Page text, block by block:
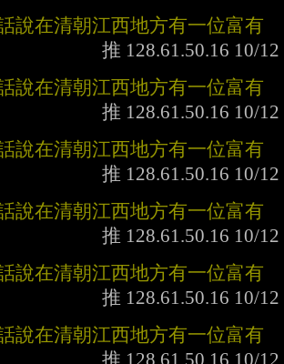
說在清朝江西地方有一位富有
說在清朝江西地方有一位富有
說在清朝江西地方有一位富有
說在清朝江西地方有一位富有
說在清朝江西地方有一位富有
說在清朝江西地方有一位富有